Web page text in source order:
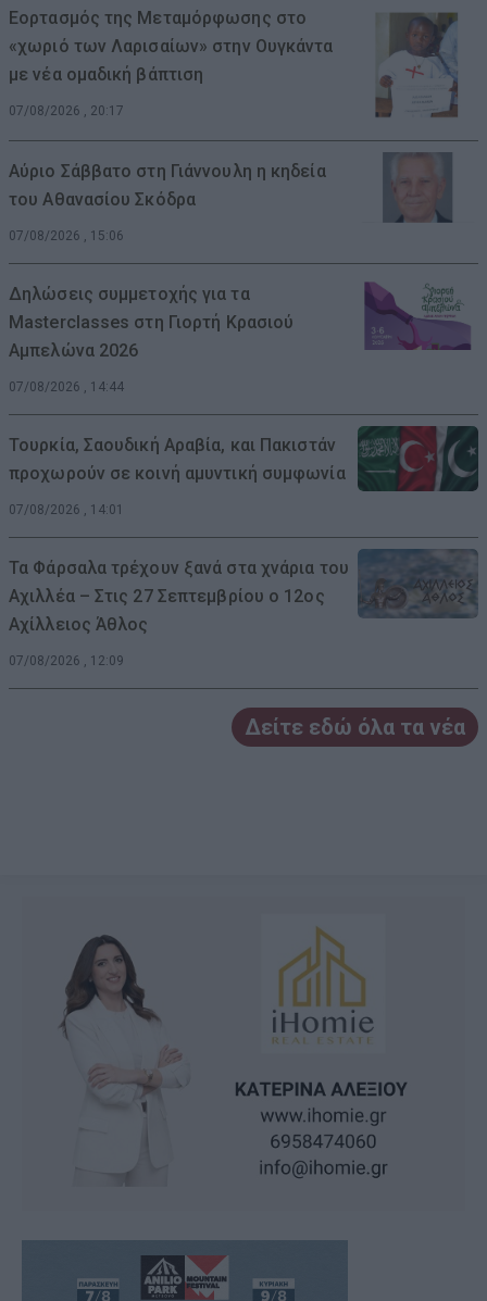
Εορτασμός της Μεταμόρφωσης στο
«χωριό των Λαρισαίων» στην Ουγκάντα
με νέα ομαδική βάπτιση
07/08/2026 , 20:17
Αύριο Σάββατο στη Γιάννουλη η κηδεία
του Αθανασίου Σκόδρα
07/08/2026 , 15:06
Δηλώσεις συμμετοχής για τα
Masterclasses στη Γιορτή Κρασιού
Αμπελώνα 2026
07/08/2026 , 14:44
Τουρκία, Σαουδική Αραβία, και Πακιστάν
προχωρούν σε κοινή αμυντική συμφωνία
07/08/2026 , 14:01
Τα Φάρσαλα τρέχουν ξανά στα χνάρια του
Αχιλλέα – Στις 27 Σεπτεμβρίου ο 12ος
Αχίλλειος Άθλος
07/08/2026 , 12:09
Δείτε εδώ όλα τα νέα